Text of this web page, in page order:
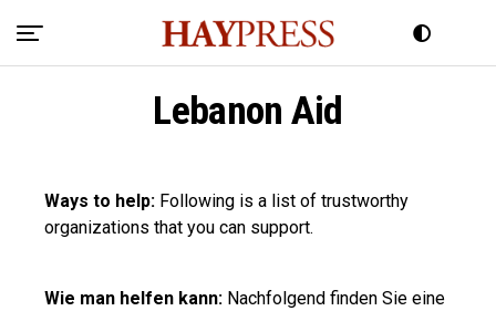
Lebanon Aid
Ways to help: Following is a list of trustworthy
organizations that you can support.
Wie man helfen kann: Nachfolgend finden Sie eine